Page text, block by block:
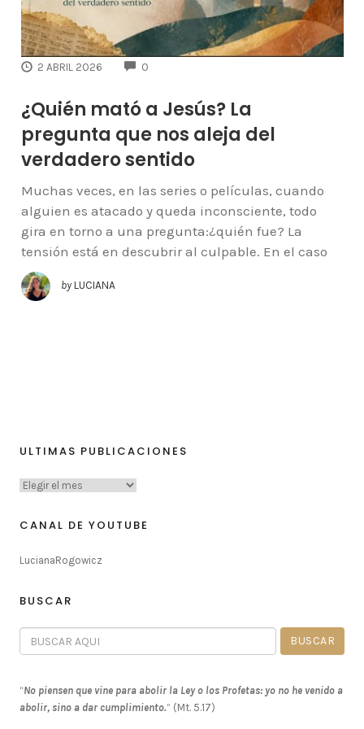
2 ABRIL 2026 0
¿Quién mató a Jesús? La
pregunta que nos aleja del
verdadero sentido
Muchas veces, en las series o películas, cuando
alguien es atacado y queda inconsciente, todo
gira en torno a una pregunta:¿quién fue? La
tensión está en descubrir al culpable. En el caso
by LUCIANA
ULTIMAS PUBLICACIONES
CANAL DE YOUTUBE
LucianaRogowicz
BUSCAR
“No piensen que vine para abolir la Ley o los Profetas: yo no he venido a
abolir, sino a dar cumplimiento.” (Mt. 5.17)